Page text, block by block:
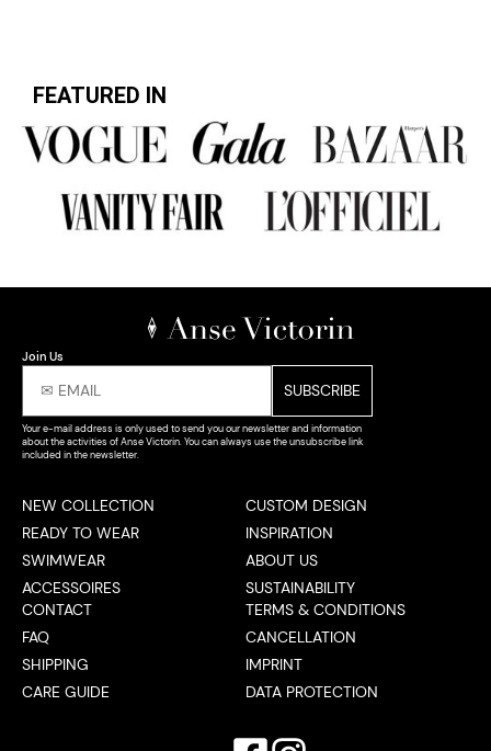
FEATURED IN
Join Us
Your e-mail address is only used to send you our newsletter and information
about the activities of Anse Victorin. You can always use the unsubscribe link
included in the newsletter.
NEW COLLECTION
READY TO WEAR
SWIMWEAR
ACCESSOIRES
CUSTOM DESIGN
INSPIRATION
ABOUT US
SUSTAINABILITY
CONTACT
FAQ
SHIPPING
CARE GUIDE
TERMS & CONDITIONS
CANCELLATION
IMPRINT
DATA PROTECTION